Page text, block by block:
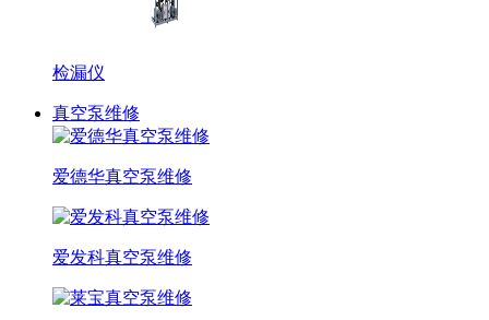
检漏仪
真空泵维修
爱德华真空泵维修
爱发科真空泵维修